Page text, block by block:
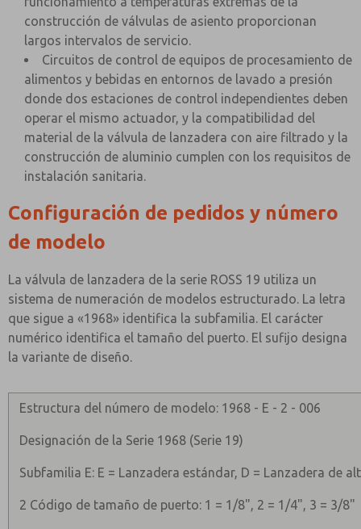
construcción de válvulas de asiento proporcionan
largos intervalos de servicio.
Circuitos de control de equipos de procesamiento de
alimentos y bebidas en entornos de lavado a presión
donde dos estaciones de control independientes deben
operar el mismo actuador, y la compatibilidad del
material de la válvula de lanzadera con aire filtrado y la
construcción de aluminio cumplen con los requisitos de
instalación sanitaria.
Configuración de pedidos y número
de modelo
La válvula de lanzadera de la serie ROSS 19 utiliza un
sistema de numeración de modelos estructurado. La letra
que sigue a «1968» identifica la subfamilia. El carácter
numérico identifica el tamaño del puerto. El sufijo designa
la variante de diseño.
Estructura del número de modelo: 1968 - E - 2 - 006
Designación de la Serie 1968 (Serie 19)
Subfamilia E: E = Lanzadera estándar, D = Lanzadera de
2 Código de tamaño de puerto: 1 = 1/8", 2 = 1/4", 3 = 3/8"